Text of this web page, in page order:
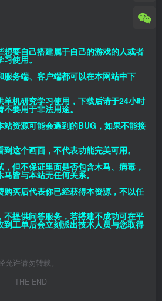
想要自己搭建属于自己的游戏的人或者
习使用。
服务端、客户端都可以在本网站中下
单机研究学习使用，下载后请于24小时
要用于非法用途。
站资源可能会遇到的BUG，如果不能接
这个画面，不代表功能完美可用。
但不保证里面是否包含木马、病毒，
皆与本站无任何关系。
购买后代表你已经获得本资源，不以任
不提供问答服务，若搭建不成功可在平
到工单后会立刻派出技术人员与您取得
许请勿转载。
THE END